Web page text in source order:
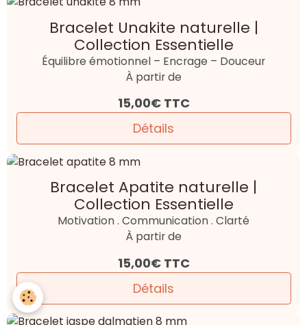
Bracelet Unakite naturelle |
Collection Essentielle
Équilibre émotionnel – Encrage – Douceur
À partir de
15,00€ TTC
Détails
Bracelet Apatite naturelle |
Collection Essentielle
Motivation . Communication . Clarté
À partir de
15,00€ TTC
Détails